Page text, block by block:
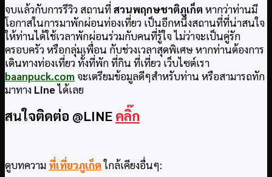
จบแล้วกับการรีวิว สถานที่สวนพฤกษชาติภูเก็ตหากว่าท่านมี
โอกาสในการมาพักผ่อนท่องเที่ยว เป็นอีกหนึ่งสถานที่ที่น่าสนใจ
ให้ท่านได้ใช้เวลาพักผ่อนร่วมกับคนที่รู้ใจ ไม่ว่าจะเป็นคู่รัก
ครอบครัว หรือกลุ่มเพื่อน กับช่วงเวลาสุดพิเศษ หากท่านต้องการ
เดินทางท่องเที่ยว ทั้งที่พัก ที่กิน ที่เที่ยว เว็บไซต์เรา
baanpuck.com จะเตรียมข้อมูลดีๆสำหรับท่าน หรือสามารถทัก
มาทาง Lineได้เลย
สนใจติดต่อ @LINE คลิ๊ก
ดูบทความ ที่เที่ยวภูเก็ตใกล้เคียงอื่นๆ: